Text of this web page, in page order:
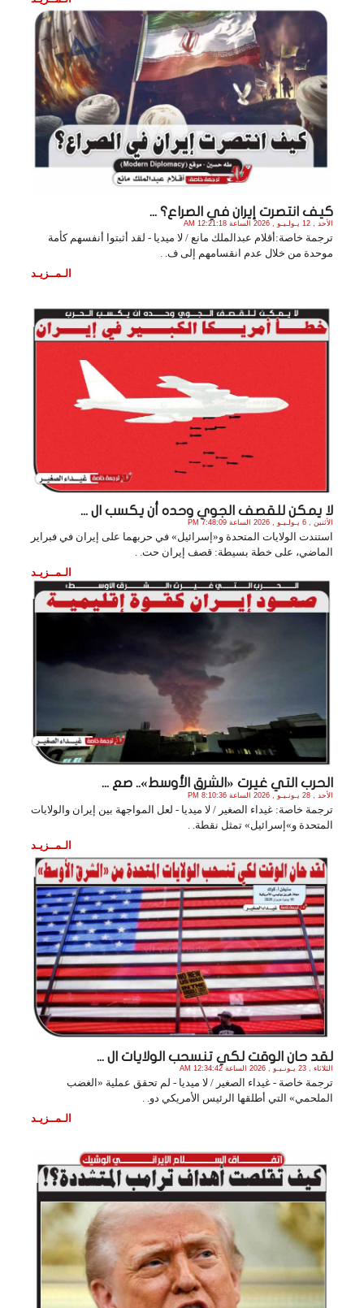
كيف انتصرت إيران في الصراع؟ ...
الأحد , 12 يـولـيـو , 2026 الساعة 12:21:18 AM
ترجمة خاصة:أقلام عبدالملك مانع / لا ميديا - لقد أثبتوا أنفسهم كأمة
موحدة من خلال عدم انقسامهم إلى ف. .
الـمــزيـد
لا يمكن للقصف الجوي وحده أن يكسب ال ...
الأثنين , 6 يـولـيـو , 2026 الساعة 7:48:09 PM
استندت الولايات المتحدة و«إسرائيل» في حربهما على إيران في فبراير
الماضي، على خطة بسيطة: قصف إيران حت. .
الـمــزيـد
الحرب التي غيرت «الشرق الأوسط».. صع ...
الأحد , 28 يـونـيـو , 2026 الساعة 8:10:36 PM
ترجمة خاصة: غيداء الصغير / لا ميديا - لعل المواجهة بين إيران والولايات
المتحدة و»إسرائيل» تمثل نقطة. .
الـمــزيـد
لقد حان الوقت لكي تنسحب الولايات ال ...
الثلاثاء , 23 يـونـيـو , 2026 الساعة 12:34:42 AM
ترجمة خاصة - غيداء الصغير / لا ميديا - لم تحقق عملية «الغضب
الملحمي» التي أطلقها الرئيس الأمريكي دو. .
الـمــزيـد